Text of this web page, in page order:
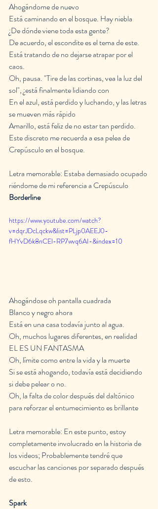
Ahogándome de nuevo
Está caminando en el bosque. Hay niebla
¿De dónde viene toda esta gente?
De acuerdo, el escondite es el tema de este.
Está tratando de no dejarse atrapar por el
caos.
Oh, pausa. "Tire de las cortinas, vea la luz del
sol", ¿está finalmente lidiando con
En el azul, está perdido y luchando, y las letras
se mueven más rápido
Amarillo, está feliz de no estar tan perdido.
Este discreto me recuerda a esa pelea de
Crepúsculo en el bosque.
Letra memorable: Estaba demasiado ocupado
riéndome de mi referencia a Crepúsculo
Borderline
https://www.youtube.com/watch?
v=dqrJDcLqckw&list=PLjp0AEEJ0-
fHYvD6k8nCEl-RP7wvq6AI-&index=10
Ahogándose oh pantalla cuadrada
Blanco y negro ahora
Está en una casa todavía junto al agua.
Oh, muchos lugares diferentes, en realidad
EL ES UN FANTASMA
Oh, límite como entre la vida y la muerte
Si se está ahogando, todavía está decidiendo
si debe pelear o no.
Oh, la falta de color después del daltónico
para reforzar el entumecimiento es brillante
Letra memorable: En este punto, estoy
completamente involucrado en la historia de
los videos; Probablemente tendré que
escuchar las canciones por separado después
de esto.
Spark